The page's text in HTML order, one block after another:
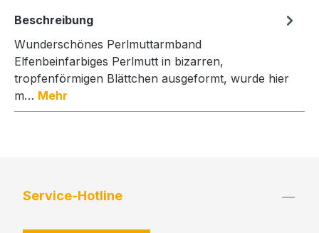
Beschreibung
Wunderschönes Perlmuttarmband
Elfenbeinfarbiges Perlmutt in bizarren,
tropfenförmigen Blättchen ausgeformt, wurde hier
m… Mehr
Service-Hotline